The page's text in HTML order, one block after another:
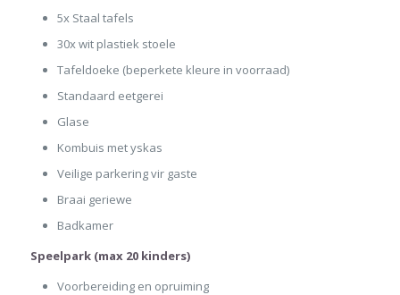
5x Staal tafels
30x wit plastiek stoele
Tafeldoeke (beperkete kleure in voorraad)
Standaard eetgerei
Glase
Kombuis met yskas
Veilige parkering vir gaste
Braai geriewe
Badkamer
Speelpark (max 20 kinders)
Voorbereiding en opruiming